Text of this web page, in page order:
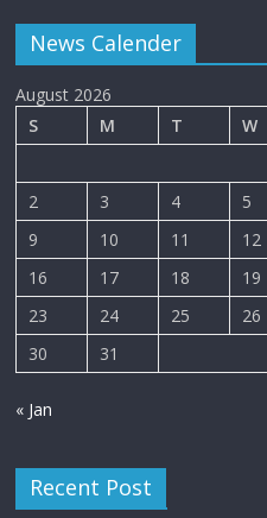
News Calender
August 2026
S
M T W
2
3 4 5
9
10 11 12
16
17 18 19
23
24 25 26
30
31
« Jan
Recent Post